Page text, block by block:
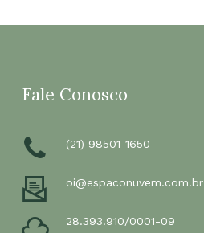
Fale Conosco
(21) 98501-1650
oi@espaconuvem.com.br
28.393.910/0001-09